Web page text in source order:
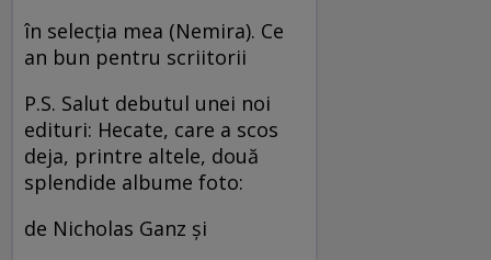
în selecţia mea (Nemira). Ce
an bun pentru scriitorii
P.S. Salut debutul unei noi
edituri: Hecate, care a scos
deja, printre altele, două
splendide albume foto:
de Nicholas Ganz şi